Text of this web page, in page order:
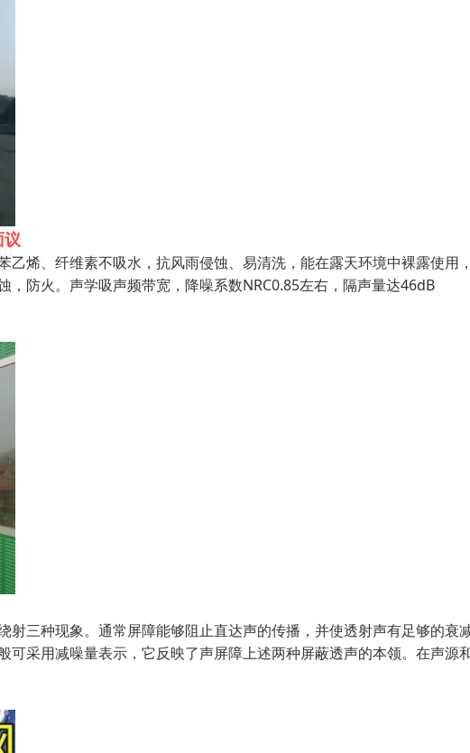
议
烯、纤维素不吸水，抗风雨侵蚀、易清洗，能在露天环境中裸露使用
防火。声学吸声频带宽，降噪系数NRC0.85左右，隔声量达46dB
三种现象。通常屏障能够阻止直达声的传播，并使透射声有足够的衰
采用减噪量表示，它反映了声屏障上述两种屏蔽透声的本领。在声源